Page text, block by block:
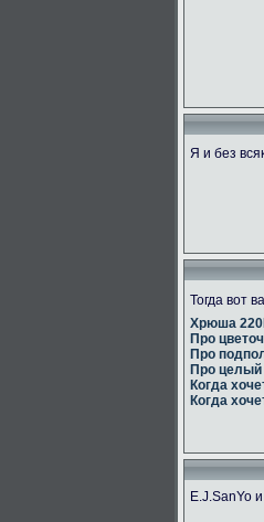
Я и без
Тогда вот
Хрюша
Про
Про
Про
Когда
Когда
E.J.SanYo